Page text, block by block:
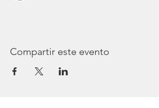
Compartir este evento